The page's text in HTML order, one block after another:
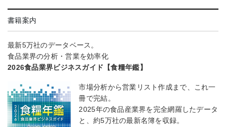
書籍案内
最新5万社のデータベース。
食品業界の分析・営業を効率化
2026食品業界ビジネスガイド【食糧年鑑】
市場分析から営業リスト作成まで、これ一
冊で完結。
2025年の食品産業界を完全網羅したデータ
と、約5万社の最新名簿を収録。